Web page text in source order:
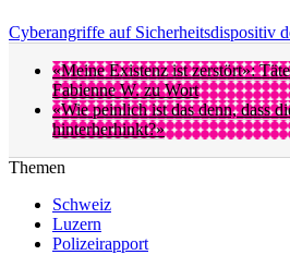
Cyberangriffe auf Sicherheitsdispositiv
«Meine Existenz ist zerstört»:
Fabienne W. zu Wort
«Wie peinlich ist das denn, dass
hinterherhinkt?»
Themen
Schweiz
Luzern
Polizeirapport